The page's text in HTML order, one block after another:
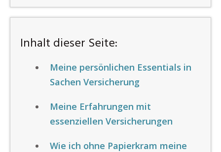
Inhalt dieser Seite:
Meine persönlichen Essentials in
Sachen Versicherung
Meine Erfahrungen mit
essenziellen Versicherungen
Wie ich ohne Papierkram meine